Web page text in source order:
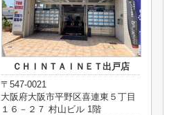
ＣＨＩＮＴＡＩＮＥＴ出戸店
〒547-0021
大阪府大阪市平野区喜連東５丁目
１６－２７ 村山ビル 1階